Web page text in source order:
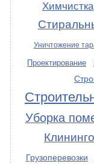
Химчистка
Уничтожение
Проектирование
Уборка
Грузоперевозки